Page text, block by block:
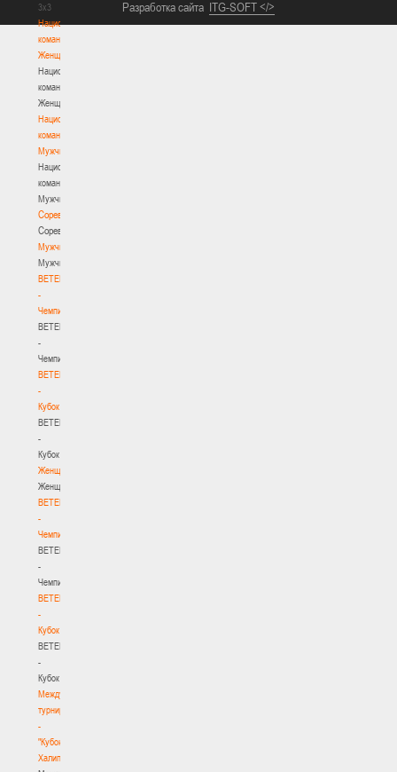
3х3
Национальная
команда.
Женщины
Национальная
команда.
Женщины
Национальная
команда.
Мужчины
Национальная
команда.
Мужчины
Соревнования
Соревнования
Мужчины
Мужчины
BETERA
-
Чемпионат
BETERA
-
Чемпионат
BETERA
-
Кубок
BETERA
-
Кубок
Женщины
Женщины
BETERA
-
Чемпионат
BETERA
-
Чемпионат
BETERA
-
Кубок
BETERA
-
Кубок
Международный
турнир
-
"Кубок
Халипского"
Разработка сайта ITG-SOFT </>